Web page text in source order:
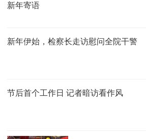
新年寄语
新年伊始，检察长走访慰问全院干警
节后首个工作日 记者暗访看作风